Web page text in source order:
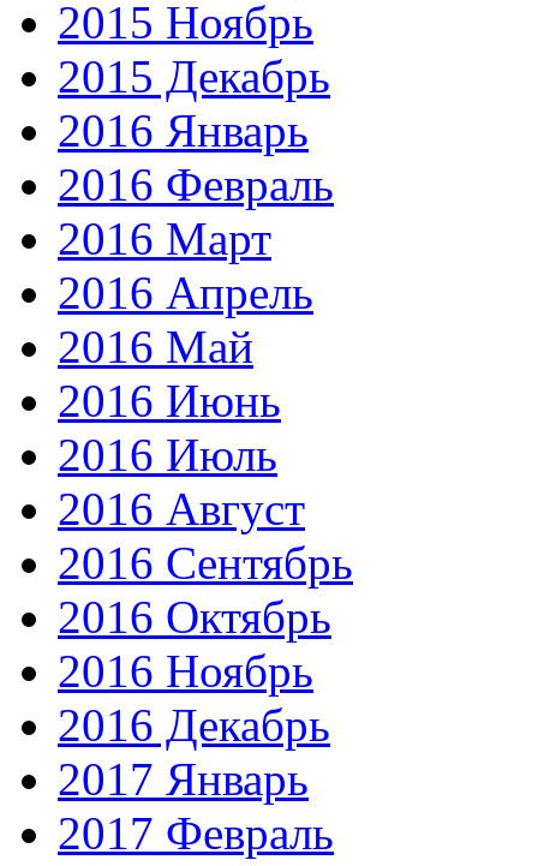
2015 Ноябрь
2015 Декабрь
2016 Январь
2016 Февраль
2016 Март
2016 Апрель
2016 Май
2016 Июнь
2016 Июль
2016 Август
2016 Сентябрь
2016 Октябрь
2016 Ноябрь
2016 Декабрь
2017 Январь
2017 Февраль